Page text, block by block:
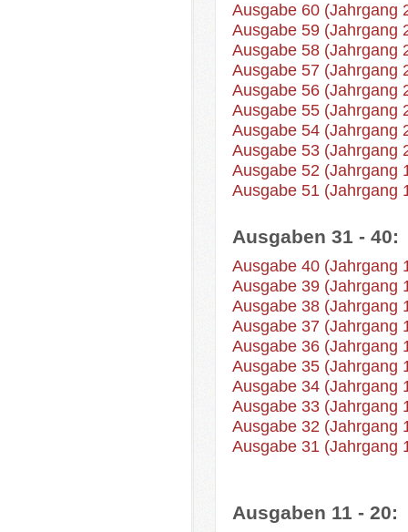
Ausgabe 60 (Jahrgang
Ausgabe 59 (Jahrgang
Ausgabe 58 (Jahrgang
Ausgabe 57 (Jahrgang
Ausgabe 56 (Jahrgang
Ausgabe 55 (Jahrgang
Ausgabe 54 (Jahrgang
Ausgabe 53 (Jahrgang
Ausgabe 52 (Jahrgang
Ausgabe 51 (Jahrgang
Ausgaben 31 - 40:
Ausgabe 40 (Jahrgang
Ausgabe 39 (Jahrgang
Ausgabe 38 (Jahrgang
Ausgabe 37 (Jahrgang
Ausgabe 36 (Jahrgang
Ausgabe 35 (Jahrgang
Ausgabe 34 (Jahrgang
Ausgabe 33 (Jahrgang
Ausgabe 32 (Jahrgang
Ausgabe 31 (Jahrgang
Ausgaben 11 - 20: